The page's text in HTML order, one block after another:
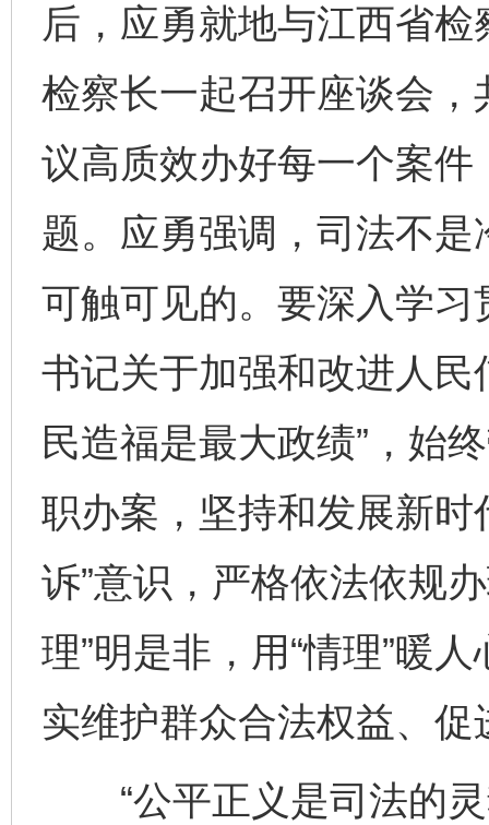
后，应勇就地与江西省
检察长一起召开座谈会
议高质效办好每一个案
题。应勇强调，司法不
可触可见的。要深入学
书记关于加强和改进人民
民造福是最大政绩”，始
职办案，坚持和发展新时
诉”意识，严格依法依规
理”明是非，用“情理”暖
实维护群众合法权益、
“公平正义是司法的灵